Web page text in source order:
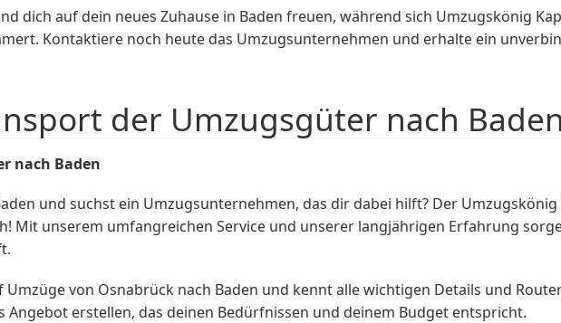
dich auf dein neues Zuhause in Baden freuen, während sich Umzugskönig
Kontaktiere noch heute das Umzugsunternehmen und erhalte ein
der Umzugsgüter nach
nach Baden
und suchst ein Umzugsunternehmen, das dir dabei hilft? Der
Mit unserem umfangreichen Service und unserer langjährigen Erfahrung
von Osnabrück nach Baden und kennt alle wichtigen Details und
erstellen, das deinen Bedürfnissen und deinem Budget entspricht.